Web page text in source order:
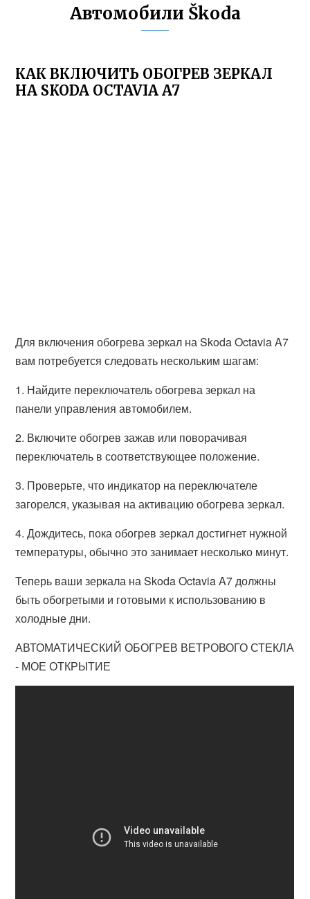
Автомобили Škoda
КАК ВКЛЮЧИТЬ ОБОГРЕВ ЗЕРКАЛ
НА SKODA OCTAVIA A7
Для включения обогрева зеркал на Skoda Octavia A7
вам потребуется следовать нескольким шагам:
1. Найдите переключатель обогрева зеркал на
панели управления автомобилем.
2. Включите обогрев зажав или поворачивая
переключатель в соответствующее положение.
3. Проверьте, что индикатор на переключателе
загорелся, указывая на активацию обогрева зеркал.
4. Дождитесь, пока обогрев зеркал достигнет нужной
температуры, обычно это занимает несколько минут.
Теперь ваши зеркала на Skoda Octavia A7 должны
быть обогретыми и готовыми к использованию в
холодные дни.
АВТОМАТИЧЕСКИЙ ОБОГРЕВ ВЕТРОВОГО СТЕКЛА
- МОЕ ОТКРЫТИЕ